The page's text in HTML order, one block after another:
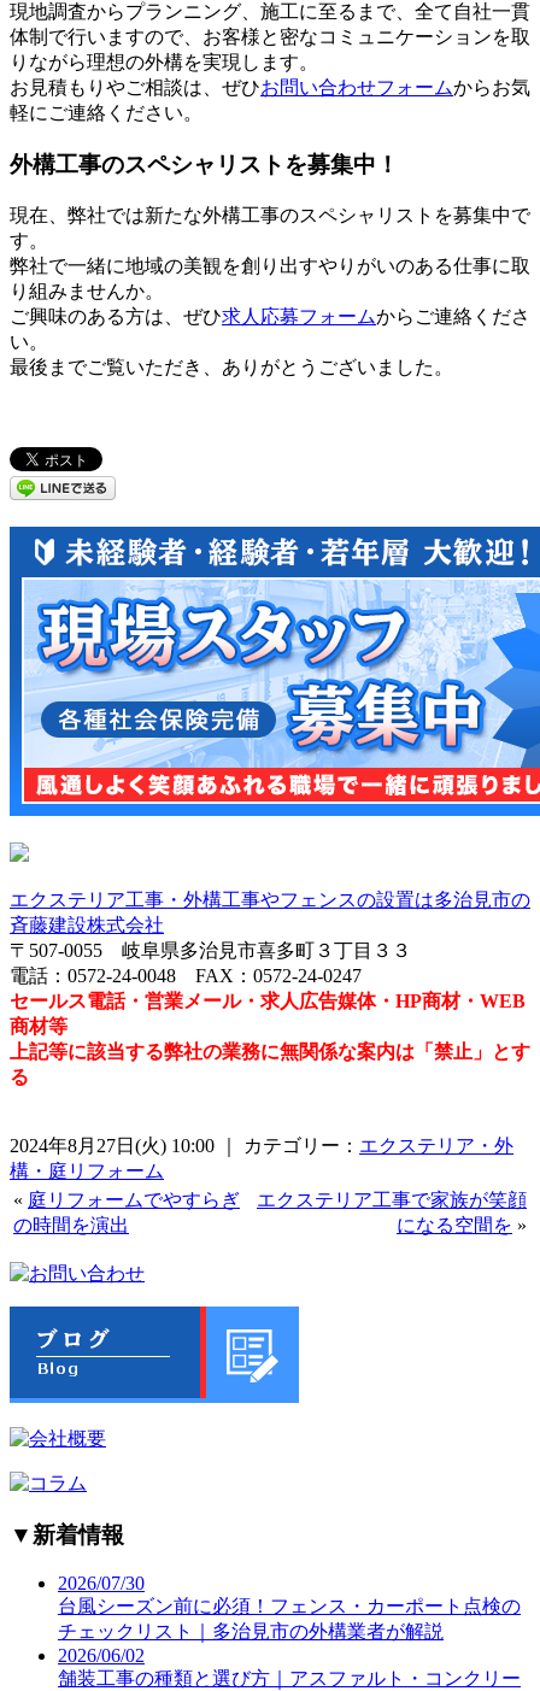
現地調査からプランニング、施工に至るまで、全て自社一貫
体制で行いますので、お客様と密なコミュニケーションを取
りながら理想の外構を実現します。
お見積もりやご相談は、ぜひお問い合わせフォームからお気
軽にご連絡ください。
外構工事のスペシャリストを募集中！
現在、弊社では新たな外構工事のスペシャリストを募集中で
す。
弊社で一緒に地域の美観を創り出すやりがいのある仕事に取
り組みませんか。
ご興味のある方は、ぜひ求人応募フォームからご連絡くださ
い。
最後までご覧いただき、ありがとうございました。
エクステリア工事・外構工事やフェンスの設置は多治見市の
斉藤建設株式会社
〒507-0055 岐阜県多治見市喜多町３丁目３３
電話：0572-24-0048 FAX：0572-24-0247
セールス電話・営業メール・求人広告媒体・HP商材・WEB
商材等
上記等に該当する弊社の業務に無関係な案内は「禁止」とす
る
2024年8月27日(火) 10:00 ｜ カテゴリー： エクステリア・外
構・庭リフォーム
« 庭リフォームでやすらぎ
の時間を演出
エクステリア工事で家族が笑顔
になる空間を »
▼ 新着情報
2026/07/30
台風シーズン前に必須！フェンス・カーポート点検の
チェックリスト｜多治見市の外構業者が解説
2026/06/02
舗装工事の種類と選び方｜アスファルト・コンクリー